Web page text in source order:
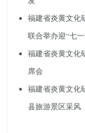
福建省炎黄文化
联合举办迎“七
福建省炎黄文化
席会
福建省炎黄文化
县旅游景区采风